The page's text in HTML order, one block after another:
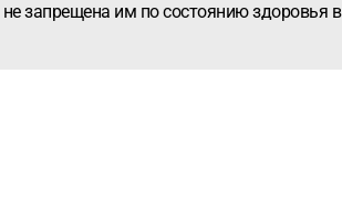
не запрещена им по состоянию здоровья в